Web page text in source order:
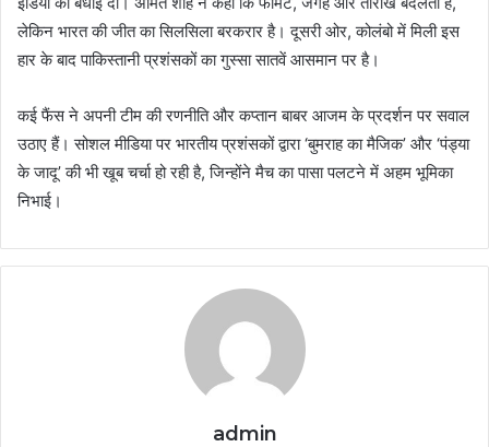
लेकिन भारत की जीत का सिलसिला बरकरार है। दूसरी ओर, कोलंबो में मिली इस
हार के बाद पाकिस्तानी प्रशंसकों का गुस्सा सातवें आसमान पर है।
कई फैंस ने अपनी टीम की रणनीति और कप्तान बाबर आजम के प्रदर्शन पर सवाल
उठाए हैं। सोशल मीडिया पर भारतीय प्रशंसकों द्वारा ‘बुमराह का मैजिक’ और ‘पंड्या
के जादू’ की भी खूब चर्चा हो रही है, जिन्होंने मैच का पासा पलटने में अहम भूमिका
निभाई।
admin